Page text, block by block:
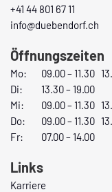
+41 44 801 67 11
info@duebendorf.ch
Öffnungszeiten
Mo:
09.00 – 11.30
Di:
13.30 – 19.00
Mi:
09.00 – 11.30
Do:
09.00 – 11.30
Fr:
07.00 – 14.00
Links
Karriere